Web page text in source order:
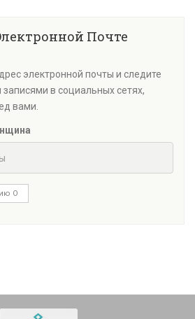
Почте
электронной почты и следите
в социальных сетях,
вами.
О